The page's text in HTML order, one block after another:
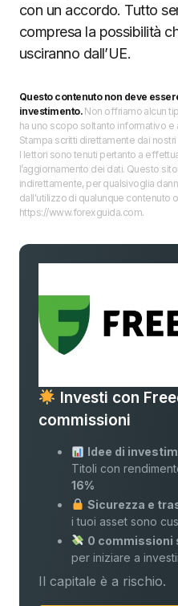
con un accordo. Tutto
compresa la possibilità
usciranno dall’UE.
Questo contenuto non deve
investimento.Non offriamo alcun
ha uno scopo soltanto informativo
Stampa scritti direttamente dai nostri
I lettori sono tenuti pertanto a
l’aggiornamento dei dati. Questo
indirettamente, per qualsivoglia
dall'utilizzo di qualunque contenuto
https://www.forexguida.com.
Investi con
commissioni
Idee di
Titoli con
16%
Sicurezza e
i tuoi asset sono
0 commissioni
per iniziare a
Il capitale è a rischio.